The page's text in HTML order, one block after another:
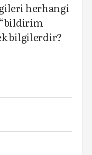
herhangi
bilgilerdir?